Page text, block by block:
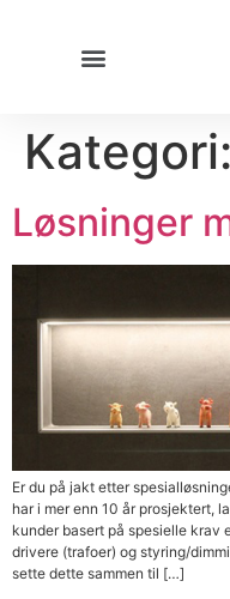
Kategori:
Løsninger
Er du på jakt etter
har i mer enn 10 år prosjektert,
kunder basert på spesielle krav
drivere (trafoer) og styring/
sette dette sammen til […]